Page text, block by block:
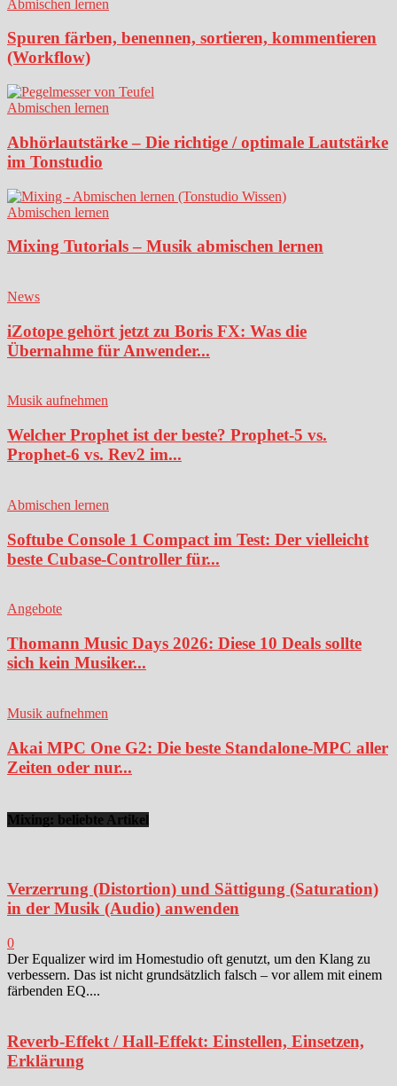
Abmischen lernen
Spuren färben, benennen, sortieren, kommentieren
(Workflow)
Abmischen lernen
Abhörlautstärke – Die richtige / optimale Lautstärke
im Tonstudio
Abmischen lernen
Mixing Tutorials – Musik abmischen lernen
News
iZotope gehört jetzt zu Boris FX: Was die
Übernahme für Anwender...
Musik aufnehmen
Welcher Prophet ist der beste? Prophet-5 vs.
Prophet-6 vs. Rev2 im...
Abmischen lernen
Softube Console 1 Compact im Test: Der vielleicht
beste Cubase-Controller für...
Angebote
Thomann Music Days 2026: Diese 10 Deals sollte
sich kein Musiker...
Musik aufnehmen
Akai MPC One G2: Die beste Standalone-MPC aller
Zeiten oder nur...
Mixing: beliebte Artikel
Verzerrung (Distortion) und Sättigung (Saturation)
in der Musik (Audio) anwenden
0
Der Equalizer wird im Homestudio oft genutzt, um den Klang zu
verbessern. Das ist nicht grundsätzlich falsch – vor allem mit einem
färbenden EQ....
Reverb-Effekt / Hall-Effekt: Einstellen, Einsetzen,
Erklärung